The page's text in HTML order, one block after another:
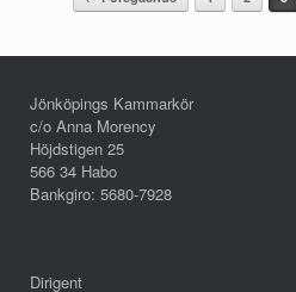
Jönköpings Kammarkör
c/o Anna Morency
Höjdstigen 25
566 34 Habo
Bankgiro: 5680-7928
Dirigent